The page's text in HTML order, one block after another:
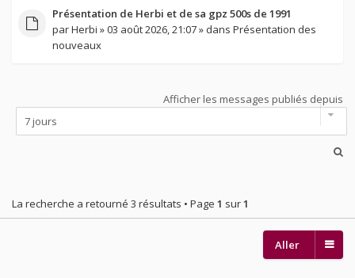
Présentation de Herbi et de sa gpz 500s de 1991
parHerbi » 03 août 2026, 21:07 » dans Présentation des
nouveaux
Afficher les messages publiés depuis
La recherche a retourné 3 résultats • Page 1 sur1
Aller